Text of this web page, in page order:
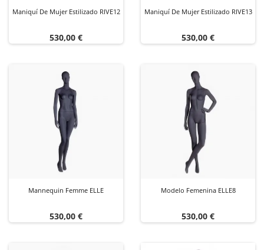
Maniquí De Mujer Estilizado RIVE12
Precio
530,00 €
Maniquí De Mujer Estilizado RIVE13
Precio
530,00 €
Mannequin Femme ELLE
Precio
530,00 €
Modelo Femenina ELLE8
Precio
530,00 €